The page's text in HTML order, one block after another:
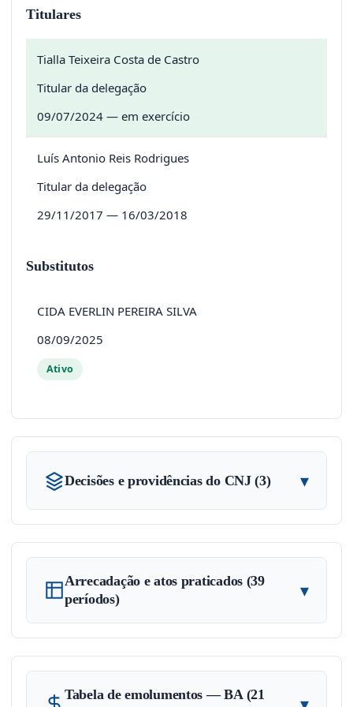
Titulares
Tialla Teixeira Costa de Castro
Titular da delegação
09/07/2024 — em exercício
Luís Antonio Reis Rodrigues
Titular da delegação
29/11/2017 — 16/03/2018
Substitutos
CIDA EVERLIN PEREIRA SILVA
08/09/2025
Ativo
Decisões e providências do CNJ (3) ▾
Arrecadação e atos praticados (39
períodos)
▾
Tabela de emolumentos — BA (21